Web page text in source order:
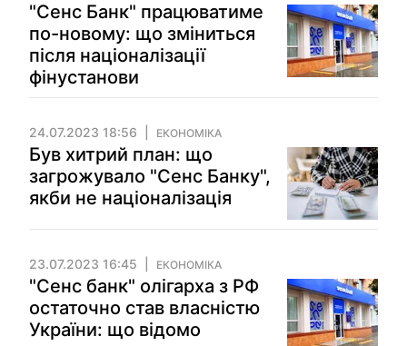
"Сенс Банк" працюватиме
по-новому: що зміниться
після націоналізації
фінустанови
24.07.2023 18:56 ЕКОНОМІКА
Був хитрий план: що
загрожувало "Сенс Банку",
якби не націоналізація
23.07.2023 16:45 ЕКОНОМІКА
"Сенс банк" олігарха з РФ
остаточно став власністю
України: що відомо